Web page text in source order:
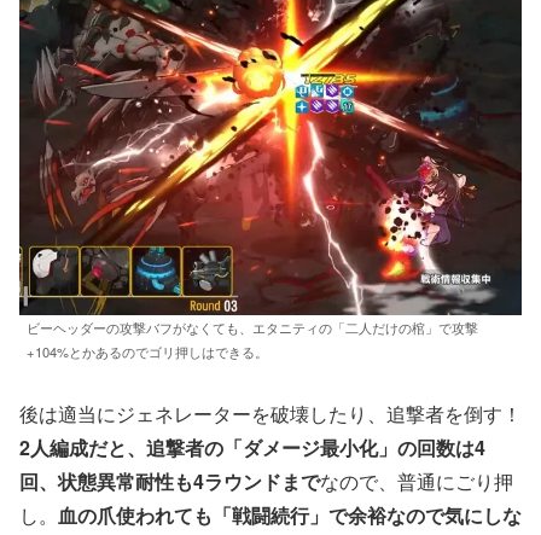
ビーヘッダーの攻撃バフがなくても、エタニティの「二人だけの棺」で攻撃
+104%とかあるのでゴリ押しはできる。
後は適当にジェネレーターを破壊したり、追撃者を倒す！
2人編成だと、追撃者の「ダメージ最小化」の回数は4
回、状態異常耐性も4ラウンドまでなので、普通にごり押
し。 血の爪使われても「戦闘続行」で余裕なので気にしな